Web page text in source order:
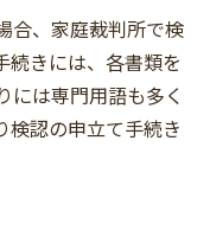
合、家庭裁判所で検
続きには、各書類を
には専門用語も多く
検認の申立て手続き